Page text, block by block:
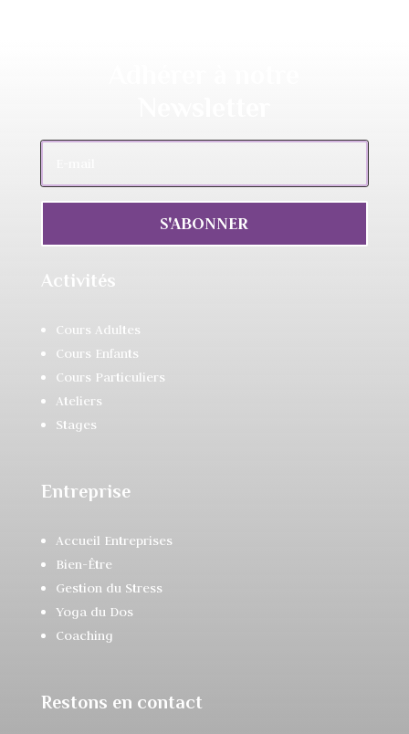
S'ABONNER
Activités
Cours Adultes
Cours Enfants
Cours Particuliers
Ateliers
Stages
Entreprise
Accueil Entreprises
Bien-Être
Gestion du Stress
Yoga du Dos
Coaching
Restons en contact